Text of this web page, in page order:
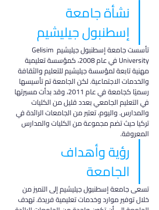
نشأة جامعة
إسطنبول جيليشيم
تأسست جامعة إسطنبول جيليشيم Gelisim
University في عام 2008، كمؤسسة تعليمية
مهنية تابعة لمؤسسة جيليشيم للتعليم والثقافة
والخدمات الاجتماعية. لكن الجامعة تم تأسيسها
رسميًا كجامعة في عام 2011، وقد بدأت مسيرتها
في التعليم الجامعي بعدد قليل من الكليات
والمدارس. واليوم، تعتبر من الجامعات الرائدة في
تركيا حيث تضم مجموعة من الكليات والمدارس
المعروفة.
رؤية وأهداف
الجامعة
تسعى جامعة إسطنبول جيليشيم إلى التميز من
خلال توفير موارد وخدمات تعليمية فريدة. تهدف